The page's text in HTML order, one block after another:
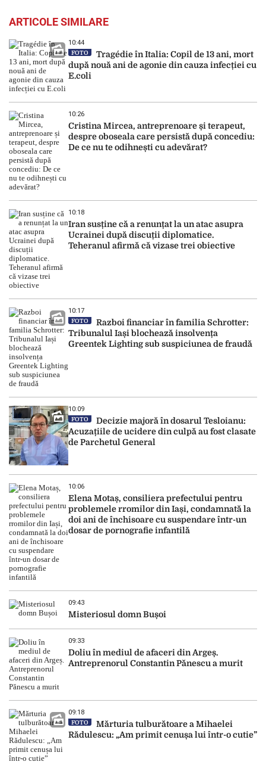
ARTICOLE SIMILARE
10:44
FOTO
Tragédie în Italia: Copil de 13 ani, mort
după nouă ani de agonie din cauza infecției cu
E.coli
10:26
Cristina Mircea, antreprenoare și terapeut,
despre oboseala care persistă după concediu:
De ce nu te odihnești cu adevărat?
10:18
Iran susține că a renunțat la un atac asupra
Ucrainei după discuții diplomatice.
Teheranul afirmă că vizase trei obiective
10:17
FOTO
Razboi financiar în familia Schrotter:
Tribunalul Iași blochează insolvența
Greentek Lighting sub suspiciunea de fraudă
10:09
FOTO
Decizie majoră în dosarul Tesloianu:
Acuzațiile de ucidere din culpă au fost clasate
de Parchetul General
10:06
Elena Motaș, consiliera prefectului pentru
problemele rromilor din Iași, condamnată la
doi ani de închisoare cu suspendare într-un
dosar de pornografie infantilă
09:43
Misteriosul domn Bușoi
09:33
Doliu în mediul de afaceri din Argeș.
Antreprenorul Constantin Pănescu a murit
09:18
FOTO
Mărturia tulburătoare a Mihaelei
Rădulescu: „Am primit cenușa lui într-o cutie”